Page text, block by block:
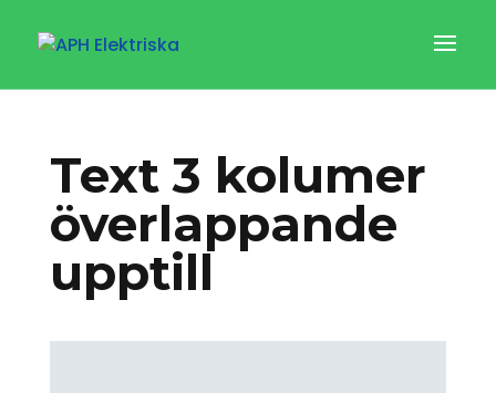
Text 3 kolumer
överlappande
upptill